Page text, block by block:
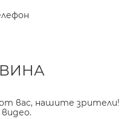
вас, нашите зрители!